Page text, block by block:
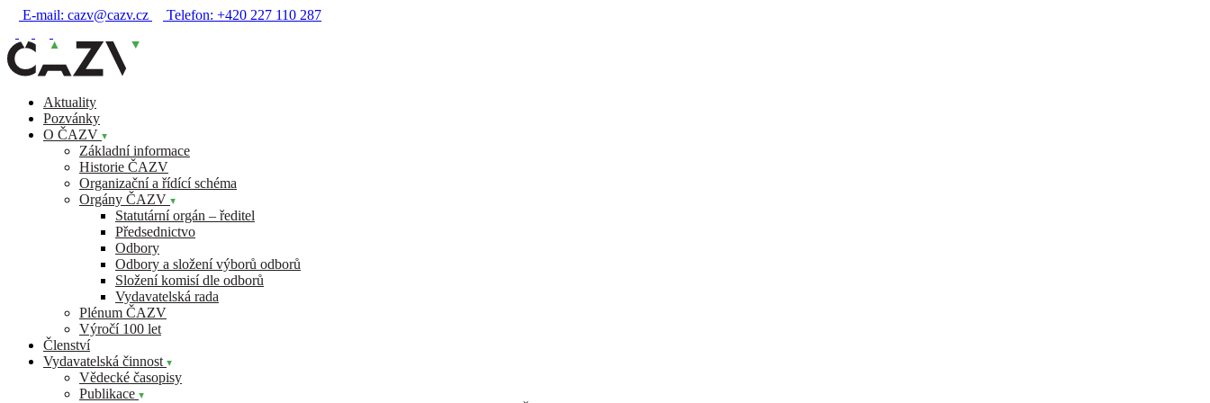
E-mail: cazv@cazv.cz Telefon: +420 227 110 287
Aktuality
Pozvánky
O ČAZV
Základní informace
Historie ČAZV
Organizační a řídící schéma
Orgány ČAZV
Statutární orgán – ředitel
Předsednictvo
Odbory
Odbory a složení výborů odborů
Složení komisí dle odborů
Vydavatelská rada
Plénum ČAZV
Výročí 100 let
Členství
Vydavatelská činnost
Vědecké časopisy
Publikace